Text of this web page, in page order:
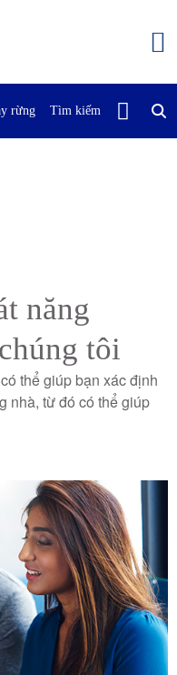
rừng Tìm kiếm Liên Hệ
năng
tôi
thể giúp bạn xác định
nhà, từ đó có thể giúp